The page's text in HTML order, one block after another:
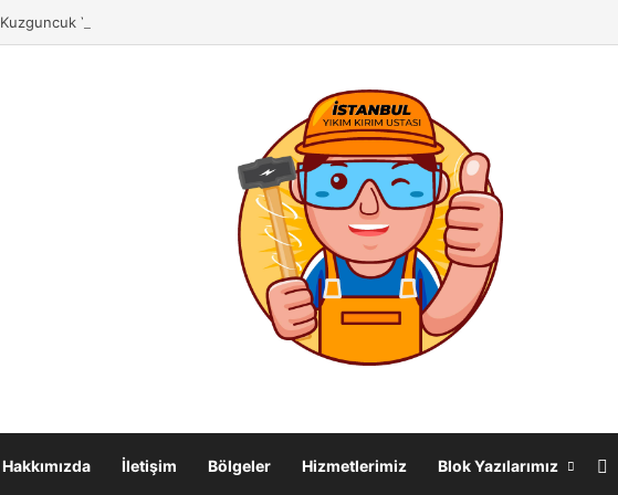
Kuzguncuk Yıkım Kırım İşleri& Duvar Yıkma Ustası
Hakkımızda İletişim Bölgeler Hizmetlerimiz Blok Yazılarımız